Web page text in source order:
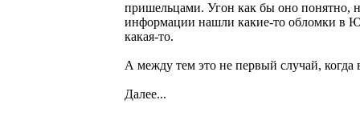
пришельцами. Угон как бы оно понятно,
информации нашли какие-то обломки в
какая-то.
А между тем это не первый случай,
Далее...